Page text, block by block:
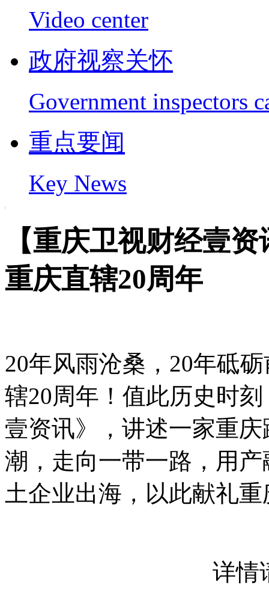
Video center
政府视察关怀
Government inspectors
重点要闻
Key News
【重庆卫视财经壹
重庆直辖20周年
20年风雨沧桑，20年砥
辖20周年！值此历史时
壹资讯》，讲述一家重
潮，走向一带一路，用
土企业出海，以此献礼
详情